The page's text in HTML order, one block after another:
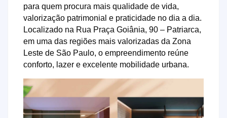
para quem procura mais qualidade de vida,
valorização patrimonial e praticidade no dia a dia.
Localizado na Rua Praça Goiânia, 90 – Patriarca,
em uma das regiões mais valorizadas da Zona
Leste de São Paulo, o empreendimento reúne
conforto, lazer e excelente mobilidade urbana.